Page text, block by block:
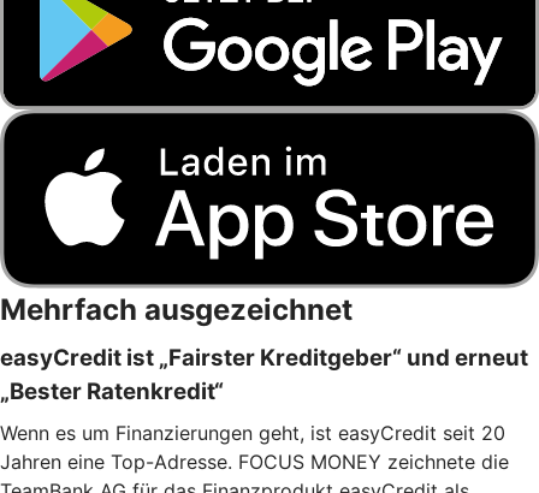
Mehrfach ausgezeichnet
easyCredit ist „Fairster Kreditgeber“ und erneut
„Bester Ratenkredit“
Wenn es um Finanzierungen geht, ist easyCredit seit 20
Jahren eine Top-Adresse. FOCUS MONEY zeichnete die